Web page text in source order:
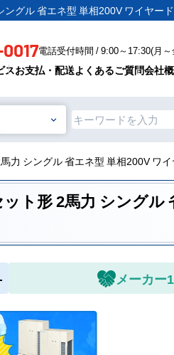
グル 省エネ型 単相200V ワイヤー
電話受付時間 / 9:00～17:30(月
スお支払・配送よくあるご質問会社
力 シングル 省エネ型 単相200V ワ
ト形 2馬力 シングル
メーカー